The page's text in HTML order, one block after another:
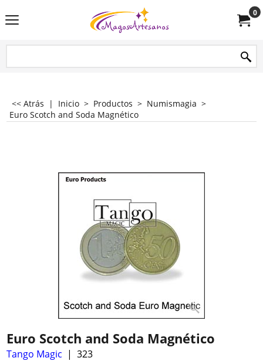
0
<< Atrás | Inicio > Productos > Numismagia >
Euro Scotch and Soda Magnético
Euro Scotch and Soda Magnético
Tango Magic 323